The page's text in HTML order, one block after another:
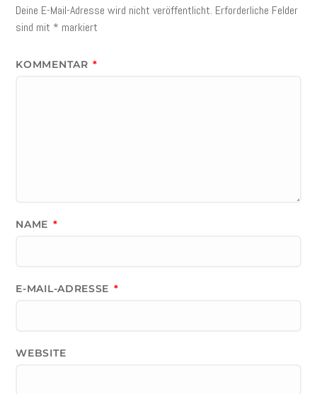
Deine E-Mail-Adresse wird nicht veröffentlicht. Erforderliche Felder
sind mit * markiert
KOMMENTAR *
NAME *
E-MAIL-ADRESSE *
WEBSITE